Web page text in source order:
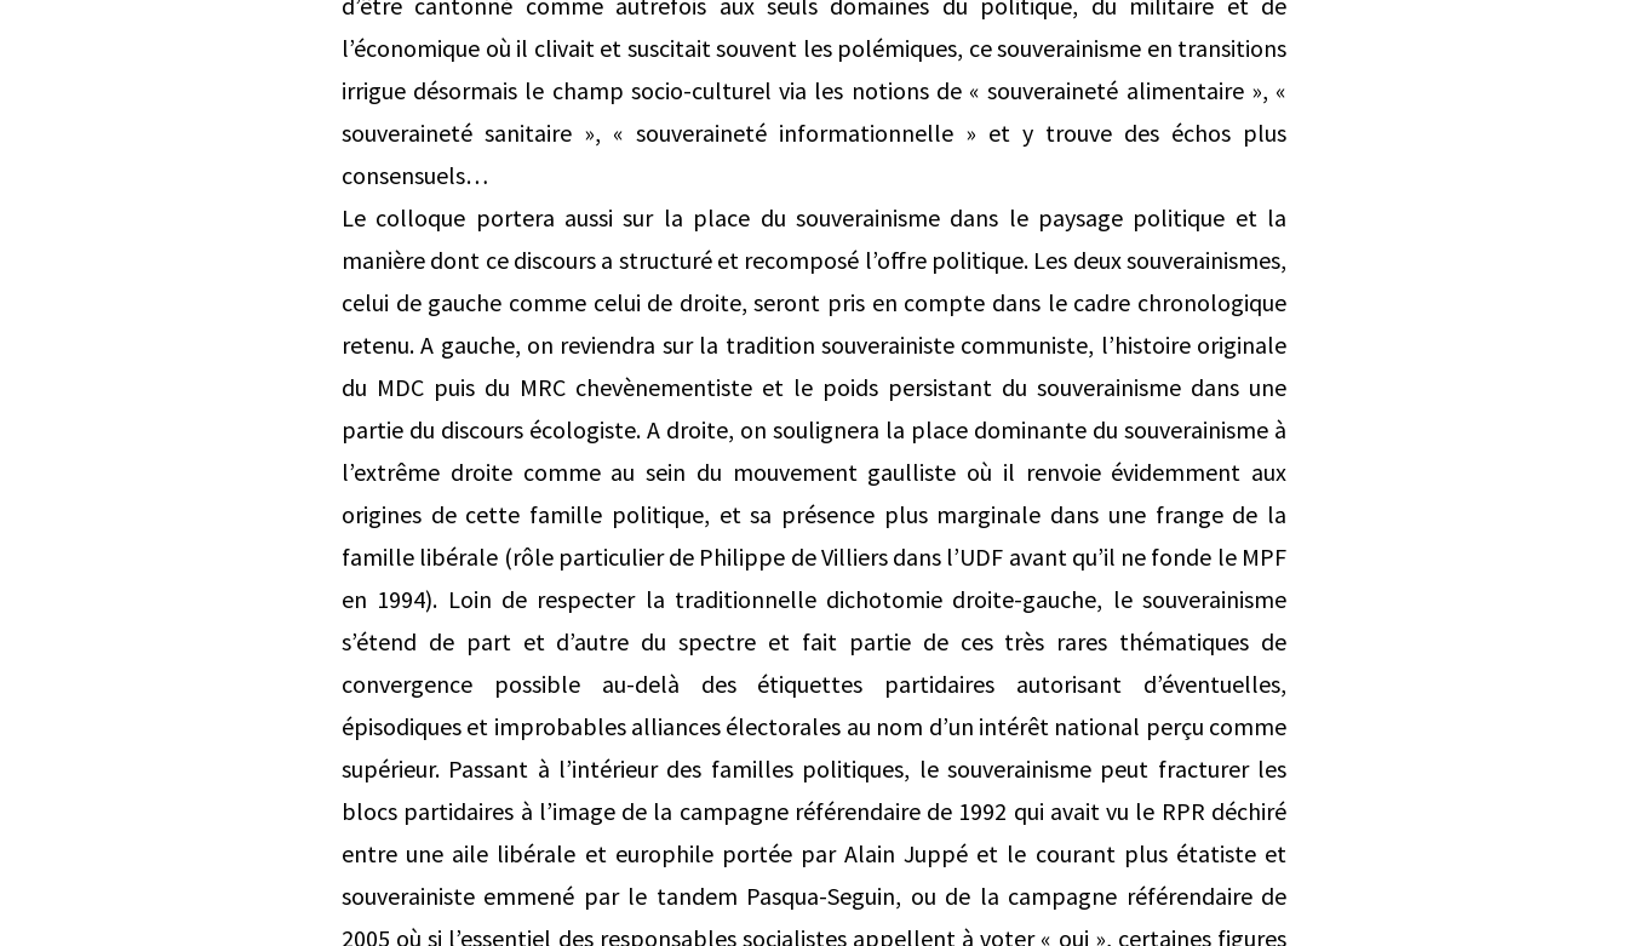
l’économique où il clivait et suscitait souvent les polémiques, ce souverainisme en transitions
irrigue désormais le champ socio-culturel via les notions de « souveraineté alimentaire », «
souveraineté sanitaire », « souveraineté informationnelle » et y trouve des échos plus
consensuels…
Le colloque portera aussi sur la place du souverainisme dans le paysage politique et la
manière dont ce discours a structuré et recomposé l’offre politique. Les deux souverainismes,
celui de gauche comme celui de droite, seront pris en compte dans le cadre chronologique
retenu. A gauche, on reviendra sur la tradition souverainiste communiste, l’histoire originale
du MDC puis du MRC chevènementiste et le poids persistant du souverainisme dans une
partie du discours écologiste. A droite, on soulignera la place dominante du souverainisme à
l’extrême droite comme au sein du mouvement gaulliste où il renvoie évidemment aux
origines de cette famille politique, et sa présence plus marginale dans une frange de la
famille libérale (rôle particulier de Philippe de Villiers dans l’UDF avant qu’il ne fonde le MPF
en 1994). Loin de respecter la traditionnelle dichotomie droite-gauche, le souverainisme
s’étend de part et d’autre du spectre et fait partie de ces très rares thématiques de
convergence possible au-delà des étiquettes partidaires autorisant d’éventuelles,
épisodiques et improbables alliances électorales au nom d’un intérêt national perçu comme
supérieur. Passant à l’intérieur des familles politiques, le souverainisme peut fracturer les
blocs partidaires à l’image de la campagne référendaire de 1992 qui avait vu le RPR déchiré
entre une aile libérale et europhile portée par Alain Juppé et le courant plus étatiste et
souverainiste emmené par le tandem Pasqua-Seguin, ou de la campagne référendaire de
2005 où si l’essentiel des responsables socialistes appellent à voter « oui », certaines figures